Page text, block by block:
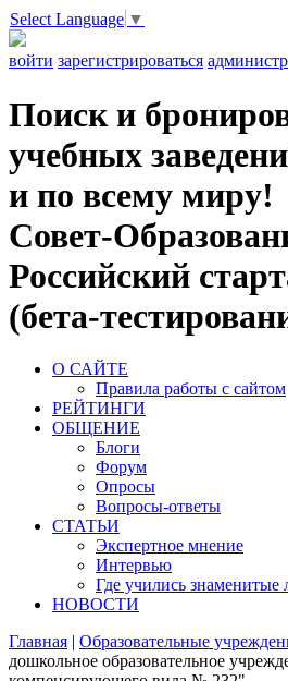
Select Language ▼
войти зарегистрироваться
Поиск и
учебных
и по всему миру!
Совет-
Российский
(бета-
О САЙТЕ
Правила работы с сайтом
РЕЙТИНГИ
ОБЩЕНИЕ
Блоги
Форум
Опросы
Вопросы-ответы
СТАТЬИ
Экспертное мнение
Интервью
Где учились знаменитые
НОВОСТИ
Главная | Образовательные
дошкольное образовательное